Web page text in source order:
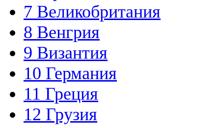
7 Великобритания
8 Венгрия
9 Византия
10 Германия
11 Греция
12 Грузия